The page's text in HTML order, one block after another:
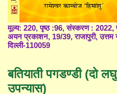
मूल्य: 220, पृष्ठ :96, संस्करण : 2022,
अयन प्रकाशन, 19/39, राजापुरी,
दिल्ली-110059
बतियाती पगडण्डी (दो लघु
उपन्यास)